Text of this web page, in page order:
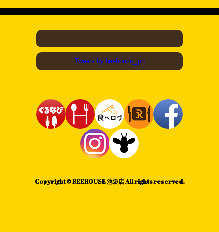
Tweets by beehouse_jpn
Copyright © BEEHOUSE 池袋店 All rights reserved.